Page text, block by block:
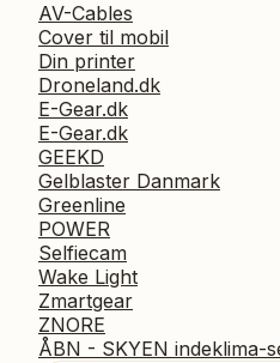
AV-Cables
Cover til mobil
Din printer
Droneland.dk
E-Gear.dk
E-Gear.dk
GEEKD
Gelblaster Danmark
Greenline
POWER
Selfiecam
Wake Light
Zmartgear
ZNORE
ÅBN - SKYEN indeklima-